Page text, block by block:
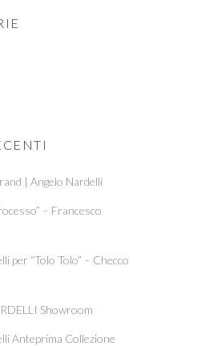
| Angelo Nardelli
– Francesco
per “Tolo Tolo” – Checco
Showroom
Anteprima Collezione